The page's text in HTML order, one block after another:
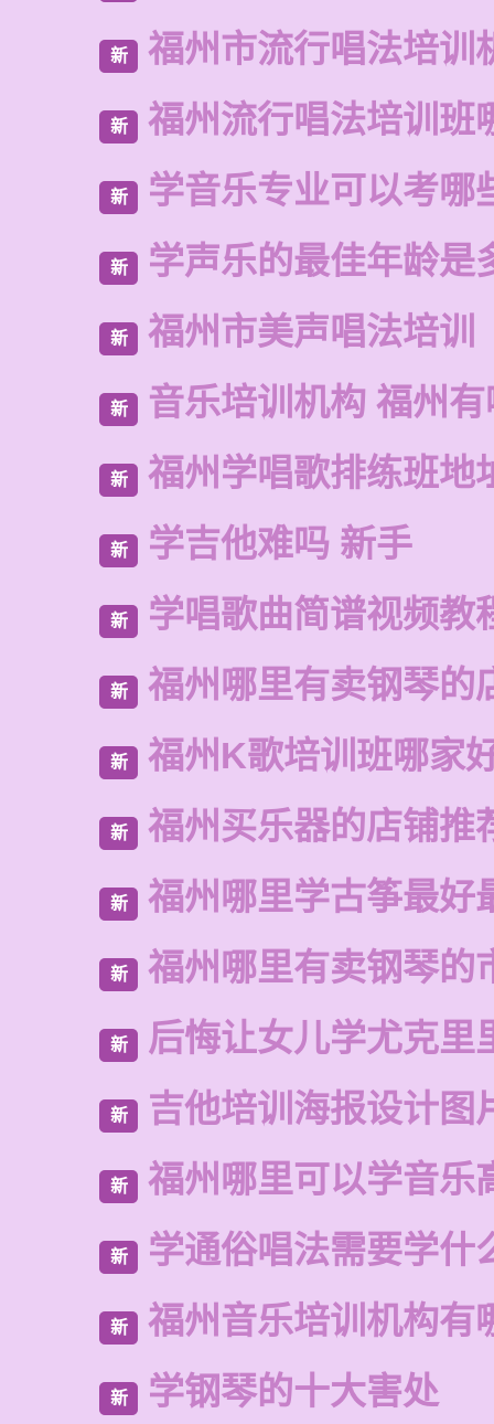
新 福州市流行唱法培训
新 福州流行唱法培训班
新 学音乐专业可以考哪
新 学声乐的最佳年龄是
新 福州市美声唱法培训
新 音乐培训机构 福州
新 福州学唱歌排练班地
新 学吉他难吗 新手
新 学唱歌曲简谱视频教
新 福州哪里有卖钢琴的
新 福州K歌培训班哪家
新 福州买乐器的店铺推
新 福州哪里学古筝最好
新 福州哪里有卖钢琴的
新 后悔让女儿学尤克里
新 吉他培训海报设计图
新 福州哪里可以学音乐
新 学通俗唱法需要学什
新 福州音乐培训机构有
新 学钢琴的十大害处